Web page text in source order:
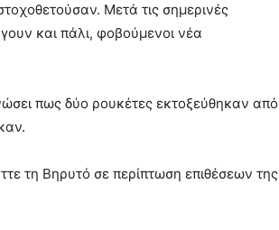
Μετά τις σημερινές
και πάλι, φοβούμενοι νέα
πως δύο ρουκέτες εκτοξεύθηκαν από
τη Βηρυτό σε περίπτωση επιθέσεων της